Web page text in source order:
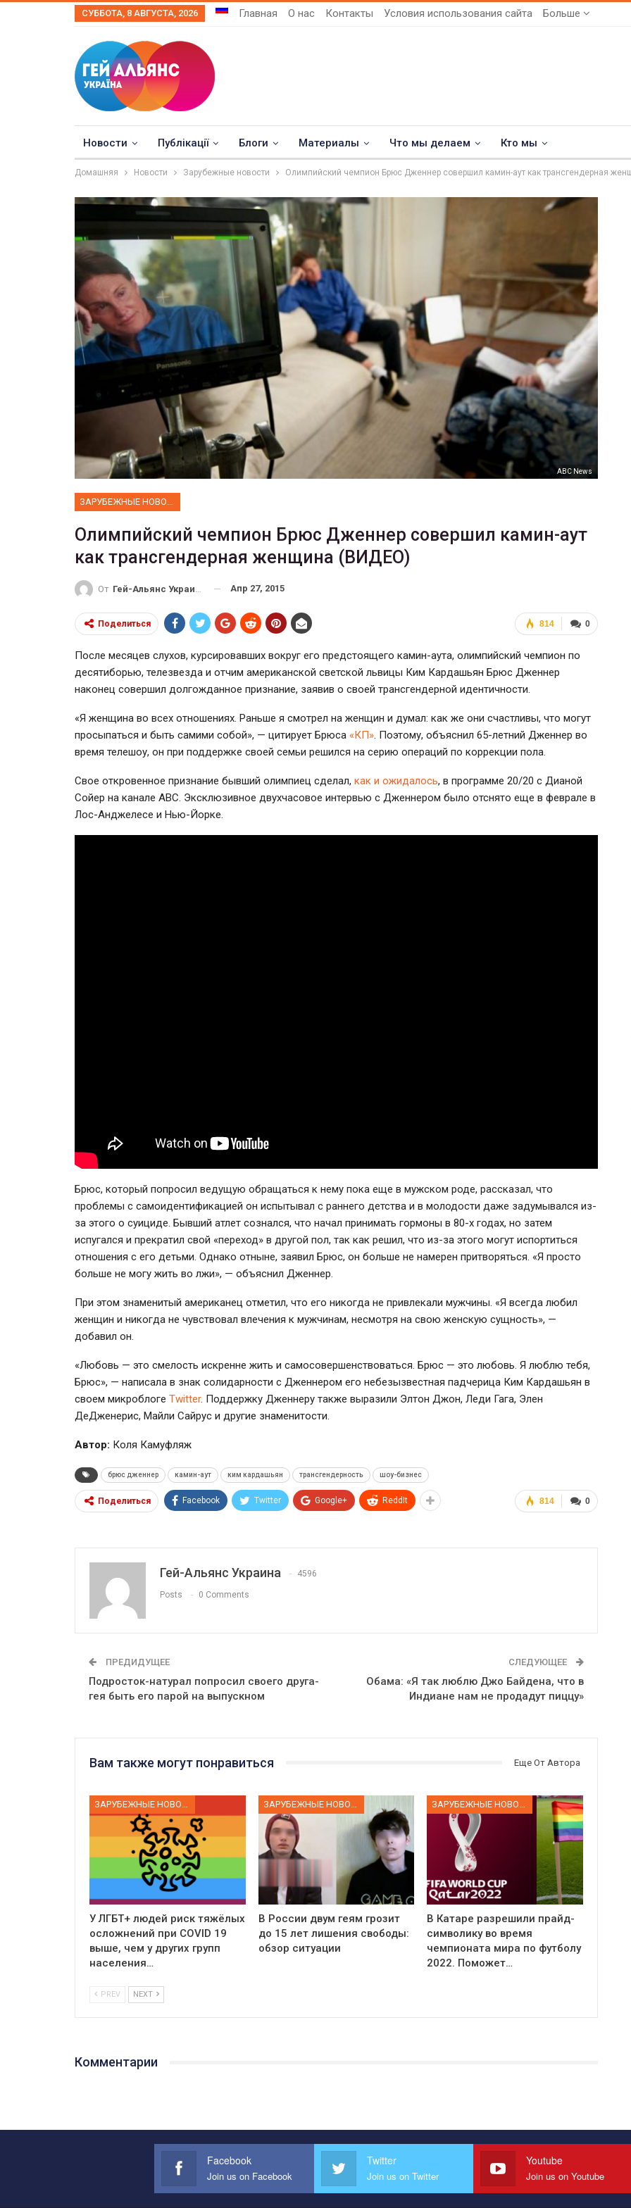
СУББОТА, 8 АВГУСТА, 2026 Главная О нас Контакты Условия использования сайта Больше
Новости Публікації Блоги Материалы Что мы делаем Кто мы
Домашняя Новости Зарубежные новости Олимпийский чемпион Брюс Дженнер совершил камин-аут как трансгендерная
ABC News
ЗАРУБЕЖНЫЕ НОВОСТИ
Олимпийский чемпион Брюс Дженнер совершил камин-аут
как трансгендерная женщина (ВИДЕО)
От Гей-Альянс Украина Апр 27, 2015
0
814
Поделиться
После месяцев слухов, курсировавших вокруг его предстоящего камин-аута, олимпийский чемпион по
десятиборью, телезвезда и отчим американской светской львицы Ким Кардашьян Брюс Дженнер
наконец совершил долгожданное признание, заявив о своей трансгендерной идентичности.
«Я женщина во всех отношениях. Раньше я смотрел на женщин и думал: как же они счастливы, что могут
просыпаться и быть самими собой», — цитирует Брюса «КП» . Поэтому, объяснил 65-летний Дженнер во
время телешоу, он при поддержке своей семьи решился на серию операций по коррекции пола.
Свое откровенное признание бывший олимпиец сделал, как и ожидалось, в программе 20/20 с Дианой
Сойер на канале АВС. Эксклюзивное двухчасовое интервью с Дженнером было отснято еще в феврале в
Лос-Анджелесе и Нью-Йорке.
Брюс, который попросил ведущую обращаться к нему пока еще в мужском роде, рассказал, что
проблемы с самоидентификацией он испытывал с раннего детства и в молодости даже задумывался из-
за этого о суициде. Бывший атлет сознался, что начал принимать гормоны в 80-х годах, но затем
испугался и прекратил свой «переход» в другой пол, так как решил, что из-за этого могут испортиться
отношения с его детьми. Однако отныне, заявил Брюс, он больше не намерен притворяться. «Я просто
больше не могу жить во лжи», — объяснил Дженнер.
При этом знаменитый американец отметил, что его никогда не привлекали мужчины. «Я всегда любил
женщин и никогда не чувствовал влечения к мужчинам, несмотря на свою женскую сущность», —
добавил он.
«Любовь — это смелость искренне жить и самосовершенствоваться. Брюс — это любовь. Я люблю тебя,
Брюс», — написала в знак солидарности с Дженнером его небезызвестная падчерица Ким Кардашьян в
своем микроблоге Twitter. Поддержку Дженнеру также выразили Элтон Джон, Леди Гага, Элен
ДеДженерис, Майли Сайрус и другие знаменитости.
Автор: Коля Камуфляж
брюс дженнер камин-аут ким кардашьян трансгендерность шоу-бизнес
0
814
Поделиться Facebook Twitter Google+ ReddIt
Гей-Альянс Украина 4596
Posts 0 Comments
ПРЕДИДУЩЕЕ
Подросток-натурал попросил своего друга-
гея быть его парой на выпускном
СЛЕДУЮЩЕЕ
Обама: «Я так люблю Джо Байдена, что в
Индиане нам не продадут пиццу»
Вам также могут понравиться Еще От Автора
ЗАРУБЕЖНЫЕ НОВОСТИ
У ЛГБТ+ людей риск тяжёлых
осложнений при COVID 19
выше, чем у других групп
населения…
ЗАРУБЕЖНЫЕ НОВОСТИ
В России двум геям грозит
до 15 лет лишения свободы:
обзор ситуации
ЗАРУБЕЖНЫЕ НОВОСТИ
В Катаре разрешили прайд-
символику во время
чемпионата мира по футболу
2022. Поможет…
PREV NEXT
Комментарии
ФОТО
Военнослужащие-трансгендеры
Июл 27, 2017 0
ФОТО
В Берлине отпраздновали
легализацию гей-браков
ГЕЙ-АЛЬЯНС УКРАИНА Июл 2, 2017 0
Facebook
Join us on Facebook
Twitter
Join us on Twitter
Youtube
Join us on Youtube